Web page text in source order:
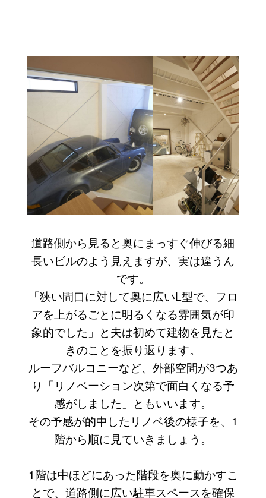
道路側から見ると奥にまっすぐ伸びる細
長いビルのよう見えますが、実は違うん
です。
「狭い間口に対して奥に広いL型で、フロ
アを上がるごとに明るくなる雰囲気が印
象的でした」と夫は初めて建物を見たと
きのことを振り返ります。
ルーフバルコニーなど、外部空間が3つあ
り「リノベーション次第で面白くなる予
感がしました」ともいいます。
その予感が的中したリノベ後の様子を、1
階から順に見ていきましょう。
1階は中ほどにあった階段を奥に動かすこ
とで、道路側に広い駐車スペースを確保